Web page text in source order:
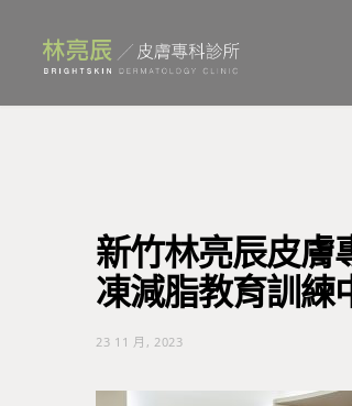
新竹林亮辰皮
凍減脂教育訓練
23 11 月, 2023